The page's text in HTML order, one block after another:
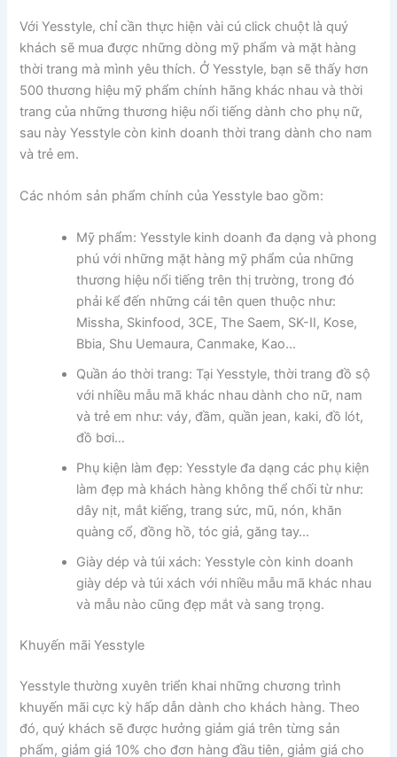
Với Yesstyle, chỉ cần thực hiện vài cú click chuột là quý
khách sẽ mua được những dòng mỹ phẩm và mặt hàng
thời trang mà mình yêu thích. Ở Yesstyle, bạn sẽ thấy hơn
500 thương hiệu mỹ phẩm chính hãng khác nhau và thời
trang của những thương hiệu nổi tiếng dành cho phụ nữ,
sau này Yesstyle còn kinh doanh thời trang dành cho nam
và trẻ em.
Các nhóm sản phẩm chính của Yesstyle bao gồm:
Mỹ phẩm: Yesstyle kinh doanh đa dạng và phong
phú với những mặt hàng mỹ phẩm của những
thương hiệu nổi tiếng trên thị trường, trong đó
phải kể đến những cái tên quen thuộc như:
Missha, Skinfood, 3CE, The Saem, SK-II, Kose,
Bbia, Shu Uemaura, Canmake, Kao…
Quần áo thời trang: Tại Yesstyle, thời trang đồ sộ
với nhiều mẫu mã khác nhau dành cho nữ, nam
và trẻ em như: váy, đầm, quần jean, kaki, đồ lót,
đồ bơi…
Phụ kiện làm đẹp: Yesstyle đa dạng các phụ kiện
làm đẹp mà khách hàng không thể chối từ như:
dây nịt, mắt kiếng, trang sức, mũ, nón, khăn
quàng cổ, đồng hồ, tóc giả, găng tay…
Giày dép và túi xách: Yesstyle còn kinh doanh
giày dép và túi xách với nhiều mẫu mã khác nhau
và mẫu nào cũng đẹp mắt và sang trọng.
Khuyến mãi Yesstyle
Yesstyle thường xuyên triển khai những chương trình
khuyến mãi cực kỳ hấp dẫn dành cho khách hàng. Theo
đó, quý khách sẽ được hưởng giảm giá trên từng sản
phẩm, giảm giá 10% cho đơn hàng đầu tiên, giảm giá cho